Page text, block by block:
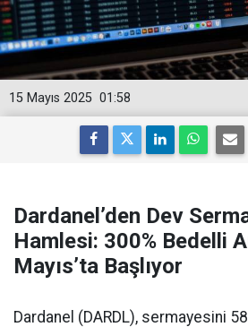
01:58
15 Mayıs 2025
Dardanel’den Dev
Hamlesi: 300% Bedelli
Mayıs’ta Başlıyor
Dardanel (DARDL), sermayesini